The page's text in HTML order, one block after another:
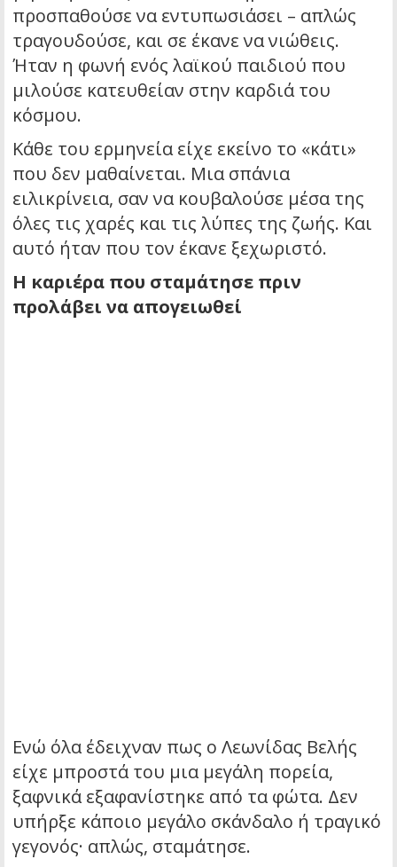
προσπαθούσε να εντυπωσιάσει – απλώς
τραγουδούσε, και σε έκανε να νιώθεις.
Ήταν η φωνή ενός λαϊκού παιδιού που
μιλούσε κατευθείαν στην καρδιά του
κόσμου.
Κάθε του ερμηνεία είχε εκείνο το «κάτι»
που δεν μαθαίνεται. Μια σπάνια
ειλικρίνεια, σαν να κουβαλούσε μέσα της
όλες τις χαρές και τις λύπες της ζωής. Και
αυτό ήταν που τον έκανε ξεχωριστό.
Η καριέρα που σταμάτησε πριν
προλάβει να απογειωθεί
Ενώ όλα έδειχναν πως ο Λεωνίδας Βελής
είχε μπροστά του μια μεγάλη πορεία,
ξαφνικά εξαφανίστηκε από τα φώτα. Δεν
υπήρξε κάποιο μεγάλο σκάνδαλο ή τραγικό
γεγονός· απλώς, σταμάτησε.